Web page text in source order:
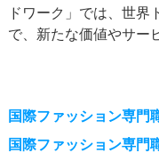
ドワーク」では、世界
で、新たな価値やサー
国際ファッション専門
国際ファッション専門